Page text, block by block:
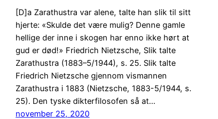
[D]a Zarathustra var alene, talte han slik til sitt
hjerte: «Skulde det være mulig? Denne gamle
hellige der inne i skogen har enno ikke hørt at
gud er død!» Friedrich Nietzsche, Slik talte
Zarathustra (1883–5/1944), s. 25. Slik talte
Friedrich Nietzsche gjennom vismannen
Zarathustra i 1883 (Nietzsche, 1883-5/1944, s.
25). Den tyske dikterfilosofen så at…
november 25, 2020